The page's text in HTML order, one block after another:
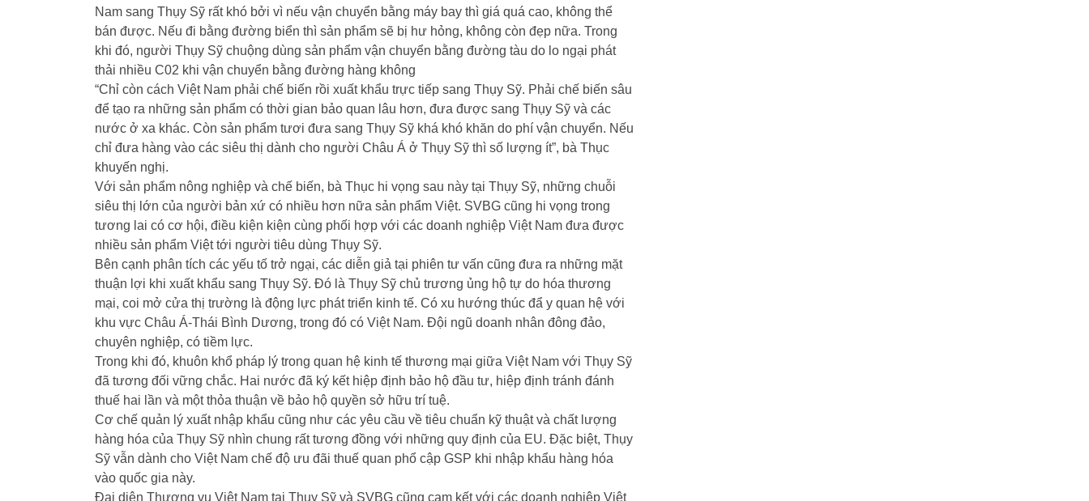
Nam sang Thụy Sỹ rất khó bởi vì nếu vận chuyển bằng máy bay thì giá quá cao, không thể
bán được. Nếu đi bằng đường biển thì sản phẩm sẽ bị hư hỏng, không còn đẹp nữa. Trong
khi đó, người Thụy Sỹ chuộng dùng sản phẩm vận chuyển bằng đường tàu do lo ngại phát
thải nhiều C02 khi vận chuyển bằng đường hàng không
“Chỉ còn cách Việt Nam phải chế biến rồi xuất khẩu trực tiếp sang Thụy Sỹ. Phải chế biến sâu
để tạo ra những sản phẩm có thời gian bảo quan lâu hơn, đưa được sang Thụy Sỹ và các
nước ở xa khác. Còn sản phẩm tươi đưa sang Thụy Sỹ khá khó khăn do phí vận chuyển. Nếu
chỉ đưa hàng vào các siêu thị dành cho người Châu Á ở Thụy Sỹ thì số lượng ít”, bà Thục
khuyến nghị.
Với sản phẩm nông nghiệp và chế biến, bà Thục hi vọng sau này tại Thụy Sỹ, những chuỗi
siêu thị lớn của người bản xứ có nhiều hơn nữa sản phẩm Việt. SVBG cũng hi vọng trong
tương lai có cơ hội, điều kiện kiện cùng phối hợp với các doanh nghiệp Việt Nam đưa được
nhiều sản phẩm Việt tới người tiêu dùng Thụy Sỹ.
Bên cạnh phân tích các yếu tố trở ngại, các diễn giả tại phiên tư vấn cũng đưa ra những mặt
thuận lợi khi xuất khẩu sang Thụy Sỹ. Đó là Thụy Sỹ chủ trương ủng hộ tự do hóa thương
mại, coi mở cửa thị trường là động lực phát triển kinh tế. Có xu hướng thúc đẩ y quan hệ với
khu vực Châu Á-Thái Bình Dương, trong đó có Việt Nam. Đội ngũ doanh nhân đông đảo,
chuyên nghiệp, có tiềm lực.
Trong khi đó, khuôn khổ pháp lý trong quan hệ kinh tế thương mại giữa Việt Nam với Thụy Sỹ
đã tương đối vững chắc. Hai nước đã ký kết hiệp định bảo hộ đầu tư, hiệp định tránh đánh
thuế hai lần và một thỏa thuận về bảo hộ quyền sở hữu trí tuệ.
Cơ chế quản lý xuất nhập khẩu cũng như các yêu cầu về tiêu chuẩn kỹ thuật và chất lượng
hàng hóa của Thụy Sỹ nhìn chung rất tương đồng với những quy định của EU. Đặc biệt, Thụy
Sỹ vẫn dành cho Việt Nam chế độ ưu đãi thuế quan phổ cập GSP khi nhập khẩu hàng hóa
vào quốc gia này.
Đại diện Thương vụ Việt Nam tại Thụy Sỹ và SVBG cũng cam kết với các doanh nghiệp Việt